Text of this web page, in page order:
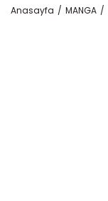
Anasayfa MANGA